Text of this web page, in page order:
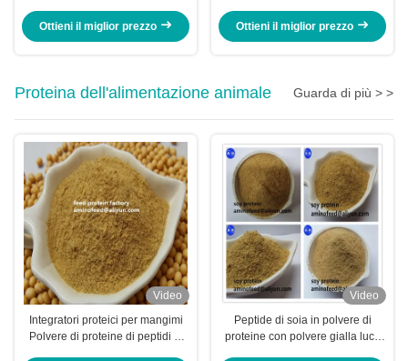
dei banani
Ottieni il miglior prezzo
piante
Ottieni il miglior prezzo
Proteina dell'alimentazione animale Guarda di più > >
Video
Integratori proteici per mangimi
Polvere di proteine ​​di peptidi di
Video
Peptide di soia in polvere di
proteine con polvere gialla luce